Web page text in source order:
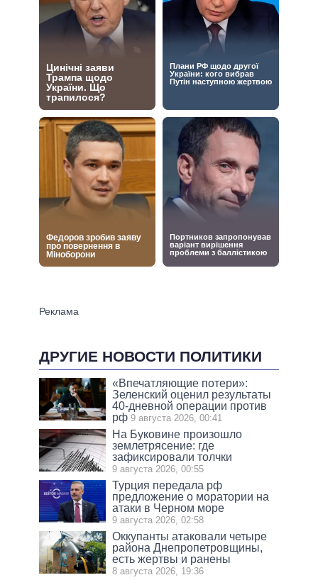
ДРУГИЕ НОВОСТИ ПОЛИТИКИ
«Впечатляющие потери»:
Зеленский оценил результаты
40-дневной операции против
рф 9 августа 2026, 00:41
На Буковине произошло
землетрясение: где
зафиксировали толчки
9 августа 2026, 00:55
Турция передала рф
предложение о моратории на
атаки в Черном море
9 августа 2026, 02:58
Оккупанты атаковали четыре
района Днепропетровщины,
есть жертвы и ранены
8 августа 2026, 19:36